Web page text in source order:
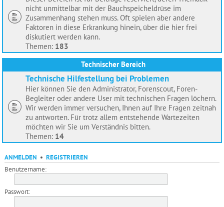
nicht unmittelbar mit der Bauchspeicheldrüse im
Zusammenhang stehen muss. Oft spielen aber andere
Faktoren in diese Erkrankung hinein, über die hier frei
diskutiert werden kann.
Themen: 183
Technischer Bereich
Technische Hilfestellung bei Problemen
Hier können Sie den Administrator, Forenscout, Foren-
Begleiter oder andere User mit technischen Fragen löchern.
Wir werden immer versuchen, Ihnen auf Ihre Fragen zeitnah
zu antworten. Für trotz allem entstehende Wartezeiten
möchten wir Sie um Verständnis bitten.
Themen: 14
ANMELDEN • REGISTRIEREN
Benutzername:
Passwort: